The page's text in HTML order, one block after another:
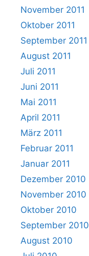
November 2011
Oktober 2011
September 2011
August 2011
Juli 2011
Juni 2011
Mai 2011
April 2011
März 2011
Februar 2011
Januar 2011
Dezember 2010
November 2010
Oktober 2010
September 2010
August 2010